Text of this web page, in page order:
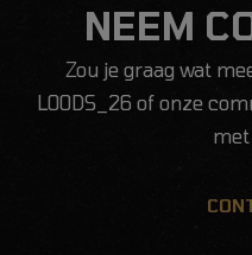
NEEM
Zou je graag wat
LOODS_26 of onze
met